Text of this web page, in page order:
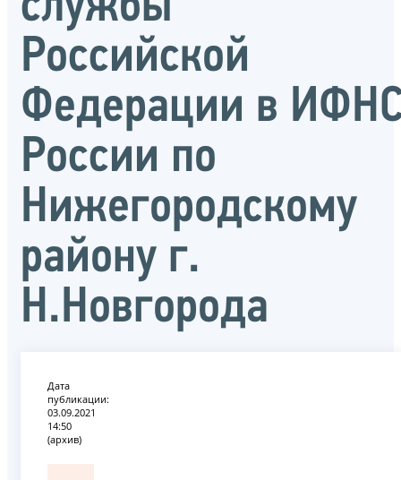
Российской
Федерации в
России по
Нижегородскому
району г.
Н.Новгорода
Дата
публикации:
03.09.2021
14:50
(архив)